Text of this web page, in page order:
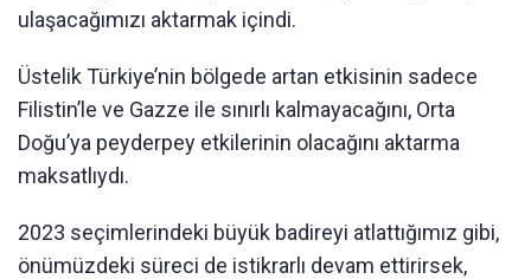
ulaşacağımızı aktarmak içindi.
Üstelik Türkiye’nin bölgede artan etkisinin sadece
Filistin’le ve Gazze ile sınırlı kalmayacağını, Orta
Doğu’ya peyderpey etkilerinin olacağını aktarma
maksatlıydı.
2023 seçimlerindeki büyük badireyi atlattığımız gibi,
önümüzdeki süreci de istikrarlı devam ettirirsek,